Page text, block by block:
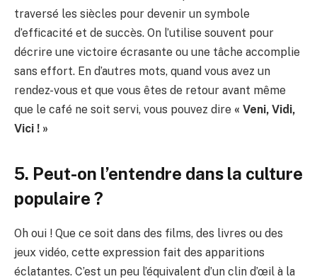
traversé les siècles pour devenir un symbole
d’efficacité et de succès. On l’utilise souvent pour
décrire une victoire écrasante ou une tâche accomplie
sans effort. En d’autres mots, quand vous avez un
rendez-vous et que vous êtes de retour avant même
que le café ne soit servi, vous pouvez dire « Veni, Vidi,
Vici ! »
5. Peut-on l’entendre dans la culture
populaire ?
Oh oui ! Que ce soit dans des films, des livres ou des
jeux vidéo, cette expression fait des apparitions
éclatantes. C’est un peu l’équivalent d’un clin d’œil à la